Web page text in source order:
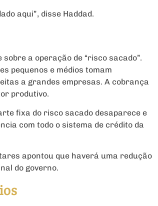
aqui”, disse Haddad.
a operação de “risco sacado”.
pequenos e médios tomam
a grandes empresas. A cobrança
produtivo.
fixa do risco sacado desaparece e
com todo o sistema de crédito da
apontou que haverá uma redução
do governo.